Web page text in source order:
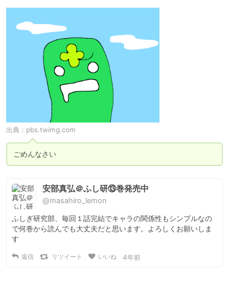
出典： pbs.twimg.com
ごめんなさい
安部真弘＠ふし研⑬巻発売中
@masahiro_lemon
ふしぎ研究部、毎回１話完結でキャラの関係性もシンプルなの
で何巻から読んでも大丈夫だと思います。よろしくお願いしま
す
返信 リツイート いいね 4年前